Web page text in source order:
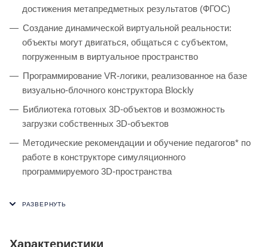
достижения метапредметных результатов (ФГОС)
Создание динамической виртуальной реальности:
объекты могут двигаться, общаться с субъектом,
погруженным в виртуальное пространство
Программирование VR-логики, реализованное на базе
визуально-блочного конструктора Blockly
Библиотека готовых 3D-объектов и возможность
загрузки собственных 3D-объектов
Методические рекомендации и обучение педагогов* по
работе в конструкторе симуляционного
программируемого 3D-пространства
Характеристики